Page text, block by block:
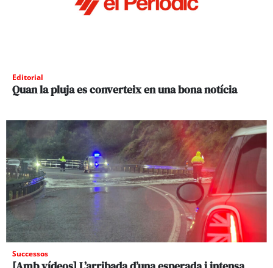
Editorial
Quan la pluja es converteix en una bona notícia
Successos